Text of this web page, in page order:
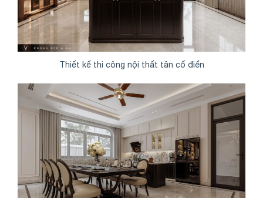
Thiết kế thi công nội thất tân cổ điển